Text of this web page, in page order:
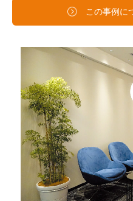
この事例に